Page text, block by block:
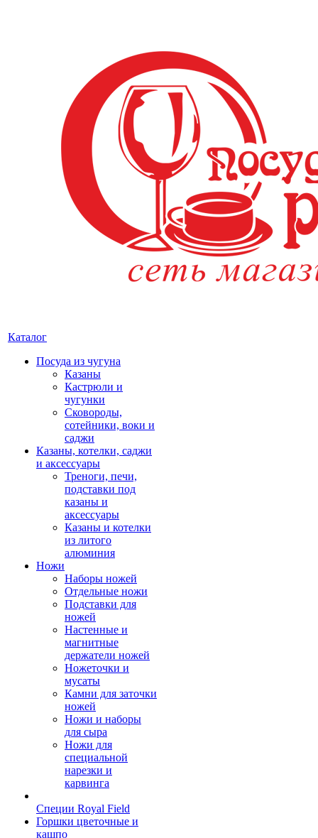
Каталог
Посуда из чугуна
Казаны
Кастрюли и
чугунки
Сковороды,
сотейники, воки и
саджи
Казаны, котелки, саджи
и аксессуары
Треноги, печи,
подставки под
казаны и
аксессуары
Казаны и котелки
из литого
алюминия
Ножи
Наборы ножей
Отдельные ножи
Подставки для
ножей
Настенные и
магнитные
держатели ножей
Ножеточки и
мусаты
Камни для заточки
ножей
Ножи и наборы
для сыра
Ножи для
специальной
нарезки и
карвинга
Специи Royal Field
Горшки цветочные и
кашпо